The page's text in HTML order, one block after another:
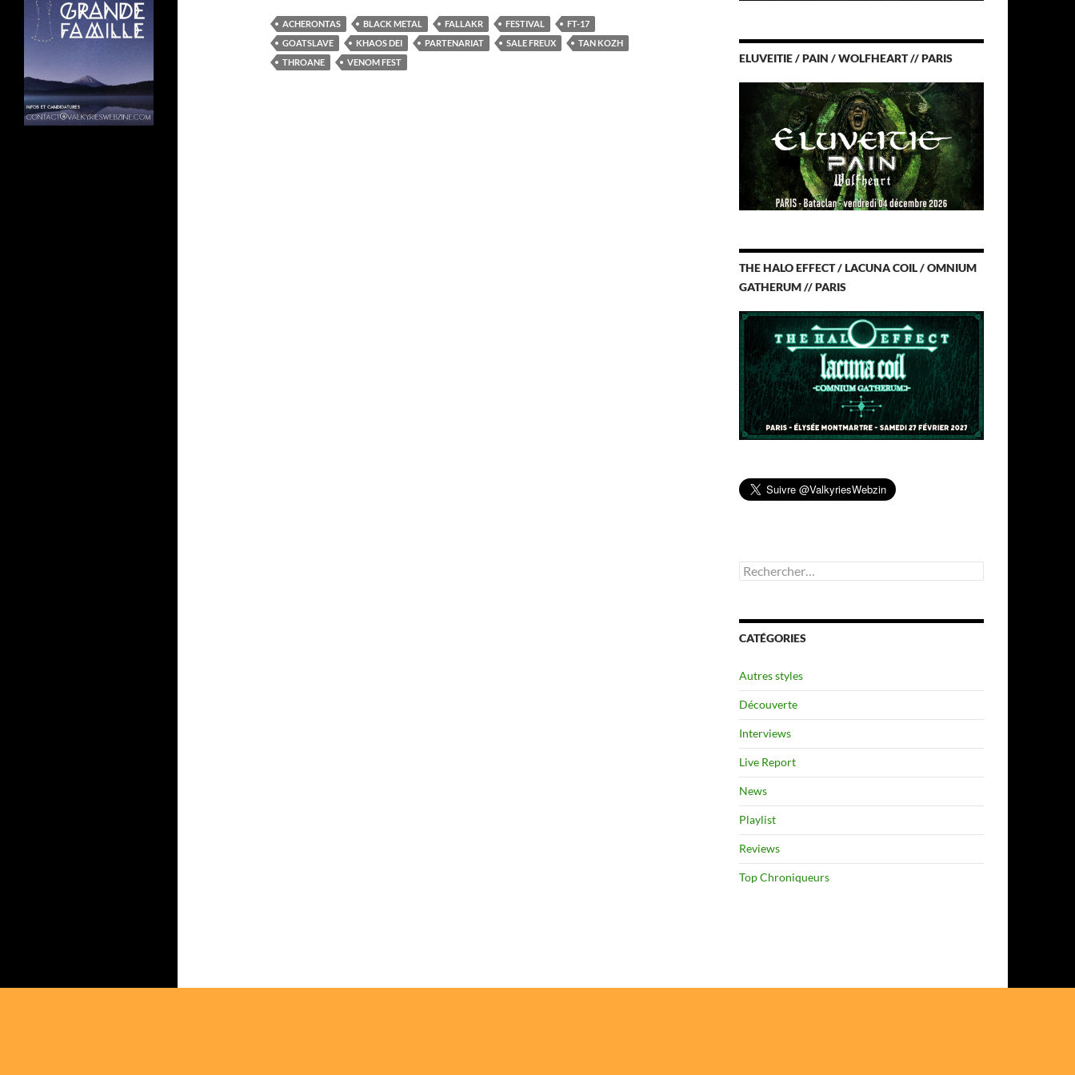
ACHERONTAS BLACK METAL FALLAKR FESTIVAL
FT-17
GOATSLAVE
KHAOS DEI PARTENARIAT SALE FREUX
TAN KOZH
THROANE
VENOM FEST ELUVEITIE / PAIN / WOLFHEART // PARIS
THE HALO EFFECT / LACUNA COIL / OMNIUM
GATHERUM // PARIS
Rechercher :
CATÉGORIES
Autres styles
Découverte
Interviews
Live Report
News
Playlist
Reviews
Top Chroniqueurs